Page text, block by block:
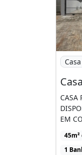
Casa
CASA
EM
amp
45m²
1